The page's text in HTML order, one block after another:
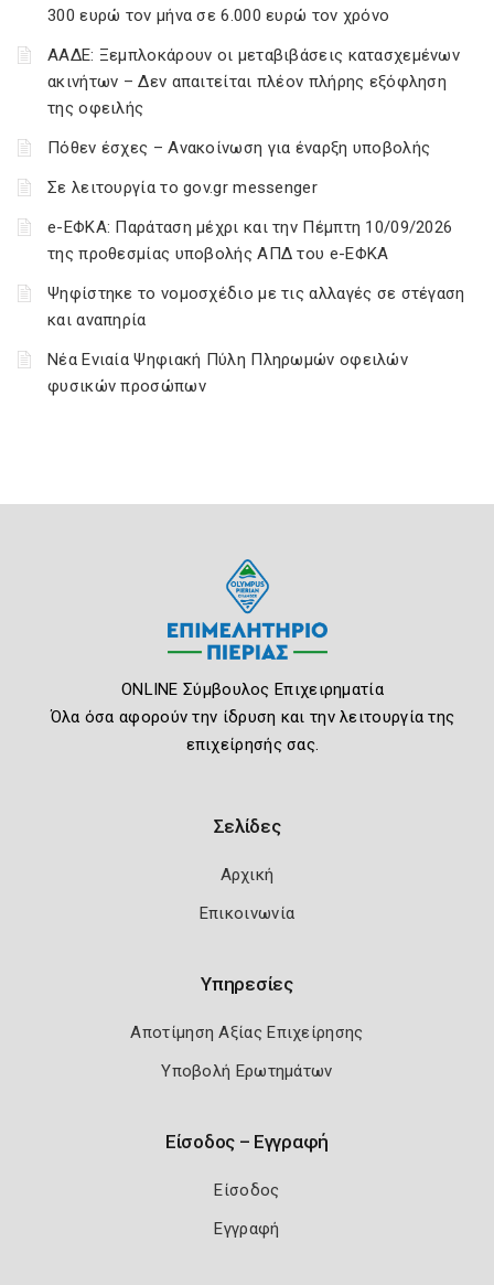
300 ευρώ τον μήνα σε 6.000 ευρώ τον χρόνο
ΑΑΔΕ: Ξεμπλοκάρουν οι μεταβιβάσεις κατασχεμένων
ακινήτων – Δεν απαιτείται πλέον πλήρης εξόφληση
της οφειλής
Πόθεν έσχες – Ανακοίνωση για έναρξη υποβολής
Σε λειτουργία το gov.gr messenger
e-ΕΦΚΑ: Παράταση μέχρι και την Πέμπτη 10/09/2026
της προθεσμίας υποβολής ΑΠΔ του e-ΕΦΚΑ
Ψηφίστηκε το νομοσχέδιο με τις αλλαγές σε στέγαση
και αναπηρία
Νέα Ενιαία Ψηφιακή Πύλη Πληρωμών οφειλών
φυσικών προσώπων
ONLINE Σύμβουλος Επιχειρηματία
Όλα όσα αφορούν την ίδρυση και την λειτουργία της
επιχείρησής σας.
Σελίδες
Αρχική
Επικοινωνία
Υπηρεσίες
Αποτίμηση Αξίας Επιχείρησης
Υποβολή Ερωτημάτων
Είσοδος – Εγγραφή
Είσοδος
Εγγραφή